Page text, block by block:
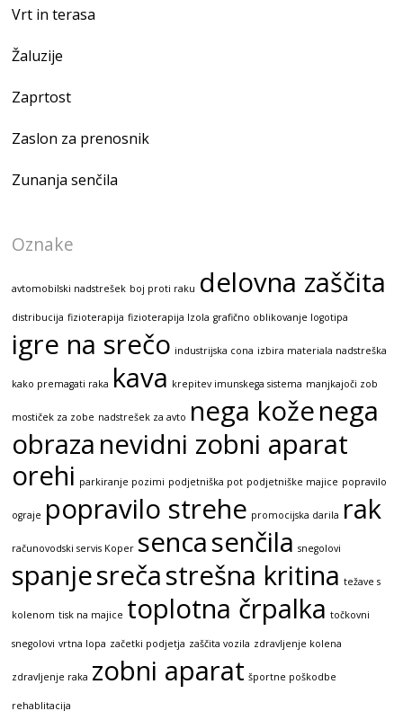
Vrt in terasa
Žaluzije
Zaprtost
Zaslon za prenosnik
Zunanja senčila
Oznake
avtomobilski nadstrešek boj proti raku delovna zaščita
distribucija fizioterapija fizioterapija Izola grafično oblikovanje logotipa
igre na srečo industrijska cona izbira materiala nadstreška
kako premagati raka kava krepitev imunskega sistema manjkajoči zob
mostiček za zobe nadstrešek za avto nega koženega
obraza nevidni zobni aparat
orehi parkiranje pozimi podjetniška pot podjetniške majice popravilo
ograje popravilo strehe promocijska darila rak
računovodski servis Koper sencasenčila snegolovi
spanjesrečastrešna kritina težave s
kolenom tisk na majice toplotna črpalka točkovni
snegolovi vrtna lopa začetki podjetja zaščita vozila zdravljenje kolena
zdravljenje raka zobni aparat športne poškodbe
rehablitacija